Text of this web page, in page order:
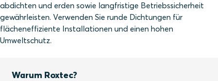
abdichten und erden sowie langfristige Betriebssicherheit
gewährleisten. Verwenden Sie runde Dichtungen für
flächeneffiziente Installationen und einen hohen
Umweltschutz.
Warum Roxtec?